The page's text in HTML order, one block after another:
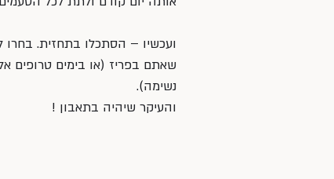
ועכשיו – הסתכלו בתחזית. בחרו
שאתם בפריז (או בימים טרופים
נשימה).
והעיקר שיהיה בתאבון !